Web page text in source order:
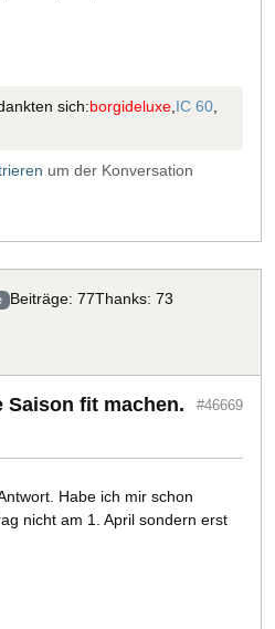
sich:borgideluxe, IC 60,
um der Konversation
Beiträge: 77Thanks: 73
Saison fit machen. #46669
Habe ich mir schon
nicht am 1. April sondern erst